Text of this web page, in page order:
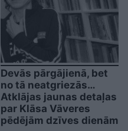
Devās pārgājienā, bet
no tā neatgriezās…
Atklājas jaunas detaļas
par Klāsa Vāveres
pēdējām dzīves dienām